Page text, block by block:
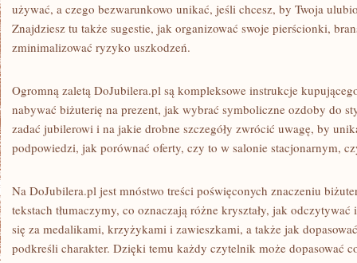
używać, a czego bezwarunkowo unikać, jeśli chcesz, by Twoja
Znajdziesz tu także sugestie, jak organizować swoje pierścionki,
zminimalizować ryzyko uszkodzeń.
Ogromną zaletą DoJubilera.pl są kompleksowe instrukcje
nabywać biżuterię na prezent, jak wybrać symboliczne ozdoby do
zadać jubilerowi i na jakie drobne szczegóły zwrócić uwagę, by
podpowiedzi, jak porównać oferty, czy to w salonie stacjonarnym,
Na DoJubilera.pl jest mnóstwo treści poświęconych znaczeniu
tekstach tłumaczymy, co oznaczają różne kryształy, jak
się za medalikami, krzyżykami i zawieszkami, a także jak
podkreśli charakter. Dzięki temu każdy czytelnik może dopasować